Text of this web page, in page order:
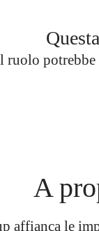
ruolo potrebbe
A
affianca le